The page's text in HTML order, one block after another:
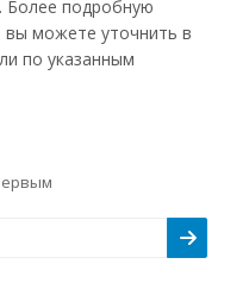
Более подробную
можете уточнить в
по указанным